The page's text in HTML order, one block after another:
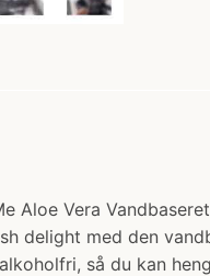
Aloe Vera
delight med den
så du kan